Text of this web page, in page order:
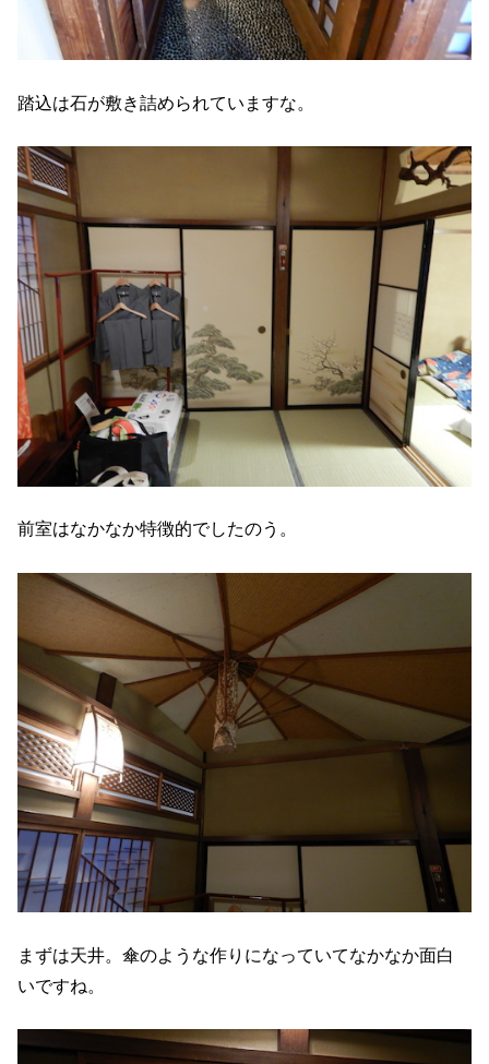
踏込は石が敷き詰められていますな。
前室はなかなか特徴的でしたのう。
まずは天井。傘のような作りになっていてなかなか面白
いですね。